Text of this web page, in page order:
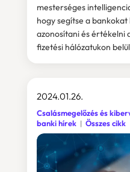
mesterséges
hogy segítse a
azonosítani és értékelni
fizetési hálózatukon
2024.01.26.
Csalásmegelőzés és
banki hírek
Összes cikk